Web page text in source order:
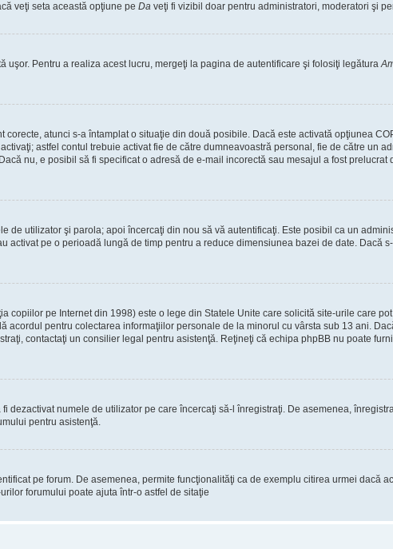
veţi seta această opţiune pe Da veţi fi vizibil doar pentru administratori, moderatori şi
uşor. Pentru a realiza acest lucru, mergeţi la pagina de autentificare şi folosiţi legătura
atunci s-a întamplat o situaţie din două posibile. Dacă este activată opţiunea
astfel contul trebuie activat fie de către dumneavoastră personal, fie de către un
nu, e posibil să fi specificat o adresă de e-mail incorectă sau mesajul a fost prelucrat
de utilizator şi parola; apoi încercaţi din nou să vă autentificaţi. Este posibil ca un
activat pe o perioadă lungă de timp pentru a reduce dimensiunea bazei de date. Dacă
copiilor pe Internet din 1998) este o lege din Statele Unite care solicită site-urile care
pentru colectarea informaţiilor personale de la minorul cu vârsta sub 13 ani.
contactaţi un consilier legal pentru asistenţă. Reţineţi că echipa phpBB nu poate
dezactivat numele de utilizator pe care încercaţi să-l înregistraţi. De asemenea,
pentru asistenţă.
pe forum. De asemenea, permite funcţionalităţi ca de exemplu citirea urmei dacă
forumului poate ajuta într-o astfel de sitaţie